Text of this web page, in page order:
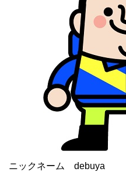
ニックネーム debuya